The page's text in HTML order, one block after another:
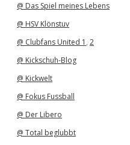
@ Das Spiel meines Lebens
@ HSV Klönstuv
@ Clubfans United 1 , 2
@ Kickschuh-Blog
@ Kickwelt
@ Fokus Fussball
@ Der Libero
@ Total beglubbt